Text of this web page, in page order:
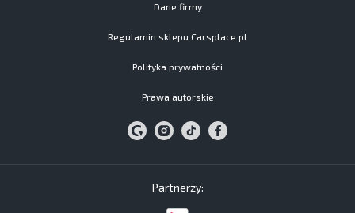
Dane firmy
Regulamin sklepu Carsplace.pl
Polityka prywatności
Prawa autorskie
Partnerzy: